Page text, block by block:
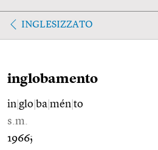
INGLESIZZATO
inglobamento
in glo ba mén to
s.m.
1966;